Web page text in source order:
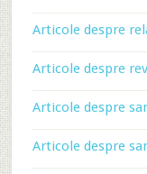
Articole despre
Articole despre
Articole despre
Articole despre